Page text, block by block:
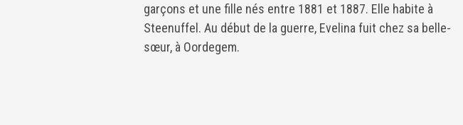
garçons et une fille nés entre 1881 et 1887. Elle habite à
Steenuffel. Au début de la guerre, Evelina fuit chez sa belle-
sœur, à Oordegem.